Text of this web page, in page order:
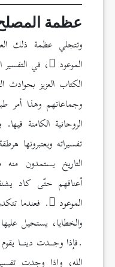
عظمة
وتتجلي عظمة ذلك
الموعود ، في
الكتاب العزيز بحوادث
وجماعاتهم وهذا أمر
الروحانية الكامنة
تفسيراته ويعتبرونها
التاريخ يستمدون منه
أعناقهم حتّى كاد
الموعود . فعندما
والخطايا، يستحيل
.فإذا وجــدت دينــا